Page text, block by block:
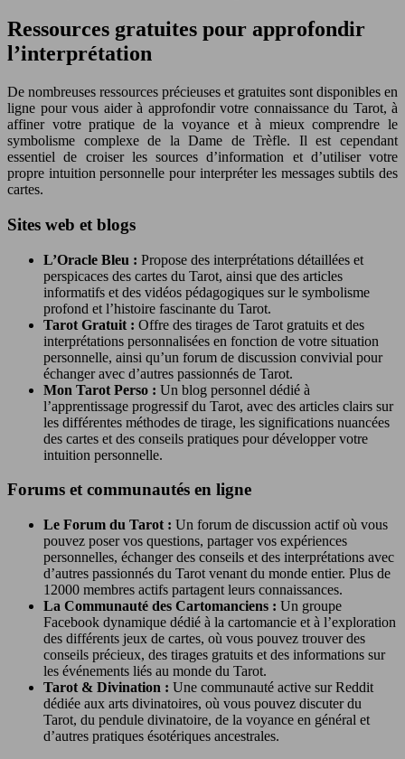
Ressources gratuites pour approfondir
l’interprétation
De nombreuses ressources précieuses et gratuites sont disponibles en
ligne pour vous aider à approfondir votre connaissance du Tarot, à
affiner votre pratique de la voyance et à mieux comprendre le
symbolisme complexe de la Dame de Trèfle. Il est cependant
essentiel de croiser les sources d’information et d’utiliser votre
propre intuition personnelle pour interpréter les messages subtils des
cartes.
Sites web et blogs
L’Oracle Bleu : Propose des interprétations détaillées et
perspicaces des cartes du Tarot, ainsi que des articles
informatifs et des vidéos pédagogiques sur le symbolisme
profond et l’histoire fascinante du Tarot.
Tarot Gratuit : Offre des tirages de Tarot gratuits et des
interprétations personnalisées en fonction de votre situation
personnelle, ainsi qu’un forum de discussion convivial pour
échanger avec d’autres passionnés de Tarot.
Mon Tarot Perso : Un blog personnel dédié à
l’apprentissage progressif du Tarot, avec des articles clairs sur
les différentes méthodes de tirage, les significations nuancées
des cartes et des conseils pratiques pour développer votre
intuition personnelle.
Forums et communautés en ligne
Le Forum du Tarot : Un forum de discussion actif où vous
pouvez poser vos questions, partager vos expériences
personnelles, échanger des conseils et des interprétations avec
d’autres passionnés du Tarot venant du monde entier. Plus de
12000 membres actifs partagent leurs connaissances.
La Communauté des Cartomanciens : Un groupe
Facebook dynamique dédié à la cartomancie et à l’exploration
des différents jeux de cartes, où vous pouvez trouver des
conseils précieux, des tirages gratuits et des informations sur
les événements liés au monde du Tarot.
Tarot & Divination : Une communauté active sur Reddit
dédiée aux arts divinatoires, où vous pouvez discuter du
Tarot, du pendule divinatoire, de la voyance en général et
d’autres pratiques ésotériques ancestrales.